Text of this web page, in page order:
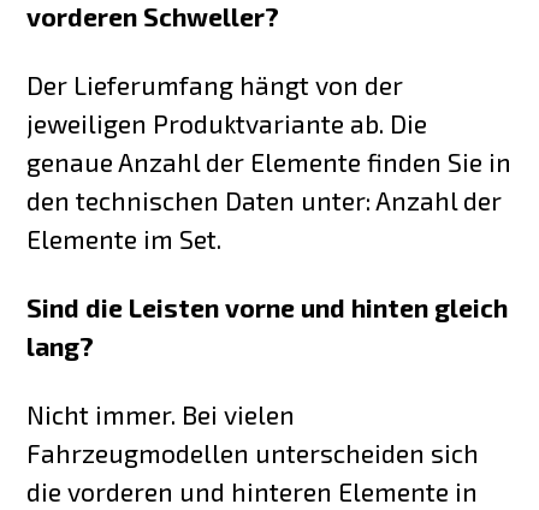
vorderen Schweller?
Der Lieferumfang hängt von der
jeweiligen Produktvariante ab. Die
genaue Anzahl der Elemente finden Sie in
den technischen Daten unter: Anzahl der
Elemente im Set.
Sind die Leisten vorne und hinten gleich
lang?
Nicht immer. Bei vielen
Fahrzeugmodellen unterscheiden sich
die vorderen und hinteren Elemente in